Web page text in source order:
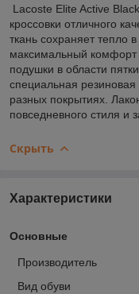
Lacoste Elite Active
кроссовки отличного
ткань сохраняет тепло
максимальный комфорт
подушки в области
специальная резиновая
разных покрытиях.
повседневного стиля и
Скрыть
Характеристики
Основные
Производитель
Вид обуви